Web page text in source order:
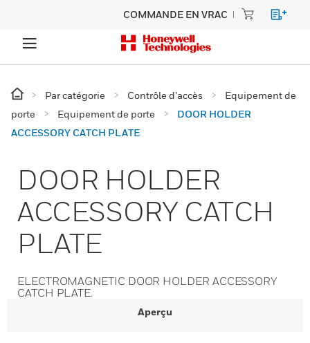
COMMANDE EN VRAC
Par catégorie Contrôle d’accès
Equipement de
porte
Equipement de porte
DOOR HOLDER
ACCESSORY CATCH PLATE
DOOR HOLDER
ACCESSORY CATCH
PLATE
ELECTROMAGNETIC DOOR HOLDER ACCESSORY
CATCH PLATE.
Aperçu